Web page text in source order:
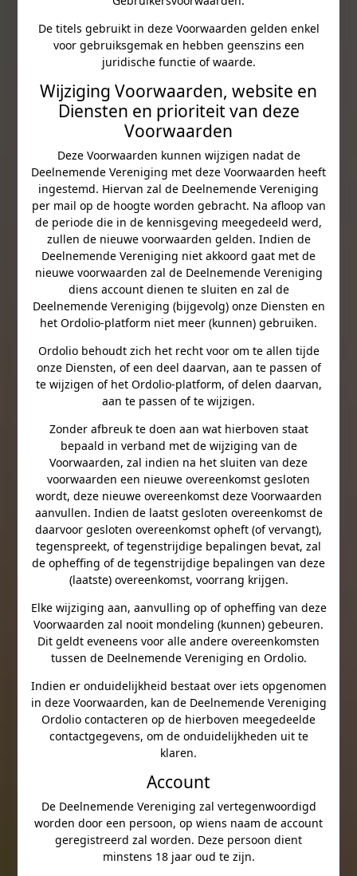
De titels gebruikt in deze Voorwaarden gelden enkel
voor gebruiksgemak en hebben geenszins een
juridische functie of waarde.
Wijziging Voorwaarden, website en
Diensten en prioriteit van deze
Voorwaarden
Deze Voorwaarden kunnen wijzigen nadat de
Deelnemende Vereniging met deze Voorwaarden heeft
ingestemd. Hiervan zal de Deelnemende Vereniging
per mail op de hoogte worden gebracht. Na afloop van
de periode die in de kennisgeving meegedeeld werd,
zullen de nieuwe voorwaarden gelden. Indien de
Deelnemende Vereniging niet akkoord gaat met de
nieuwe voorwaarden zal de Deelnemende Vereniging
diens account dienen te sluiten en zal de
Deelnemende Vereniging (bijgevolg) onze Diensten en
het Ordolio-platform niet meer (kunnen) gebruiken.
Ordolio behoudt zich het recht voor om te allen tijde
onze Diensten, of een deel daarvan, aan te passen of
te wijzigen of het Ordolio-platform, of delen daarvan,
aan te passen of te wijzigen.
Zonder afbreuk te doen aan wat hierboven staat
bepaald in verband met de wijziging van de
Voorwaarden, zal indien na het sluiten van deze
voorwaarden een nieuwe overeenkomst gesloten
wordt, deze nieuwe overeenkomst deze Voorwaarden
aanvullen. Indien de laatst gesloten overeenkomst de
daarvoor gesloten overeenkomst opheft (of vervangt),
tegenspreekt, of tegenstrijdige bepalingen bevat, zal
de opheffing of de tegenstrijdige bepalingen van deze
(laatste) overeenkomst, voorrang krijgen.
Elke wijziging aan, aanvulling op of opheffing van deze
Voorwaarden zal nooit mondeling (kunnen) gebeuren.
Dit geldt eveneens voor alle andere overeenkomsten
tussen de Deelnemende Vereniging en Ordolio.
Indien er onduidelijkheid bestaat over iets opgenomen
in deze Voorwaarden, kan de Deelnemende Vereniging
Ordolio contacteren op de hierboven meegedeelde
contactgegevens, om de onduidelijkheden uit te
klaren.
Account
De Deelnemende Vereniging zal vertegenwoordigd
worden door een persoon, op wiens naam de account
geregistreerd zal worden. Deze persoon dient
minstens 18 jaar oud te zijn.